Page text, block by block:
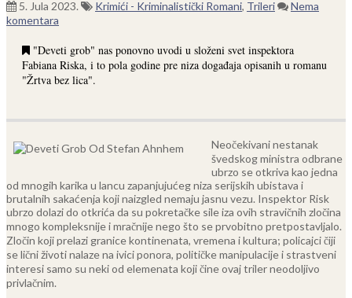
5. Jula 2023. Krimići - Kriminalistički Romani, Trileri
Nema
komentara
"Deveti grob" nas ponovno uvodi u složeni svet inspektora
Fabiana Riska, i to pola godine pre niza događaja opisanih u romanu
"Žrtva bez lica".
Neočekivani nestanak
švedskog ministra odbrane
ubrzo se otkriva kao jedna
od mnogih karika u lancu zapanjujućeg niza serijskih ubistava i
brutalnih sakaćenja koji naizgled nemaju jasnu vezu. Inspektor Risk
ubrzo dolazi do otkrića da su pokretačke sile iza ovih stravičnih zločina
mnogo kompleksnije i mračnije nego što se prvobitno pretpostavljalo.
Zločin koji prelazi granice kontinenata, vremena i kultura; policajci čiji
se lični životi nalaze na ivici ponora, političke manipulacije i strastveni
interesi samo su neki od elemenata koji čine ovaj triler neodoljivo
privlačnim.